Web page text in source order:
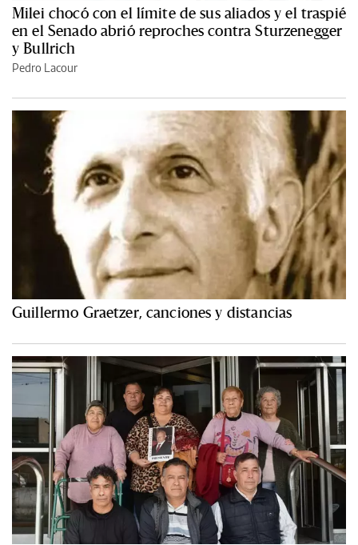
Milei chocó con el límite de sus aliados y el traspié
en el Senado abrió reproches contra Sturzenegger
y Bullrich
Pedro Lacour
Guillermo Graetzer, canciones y distancias